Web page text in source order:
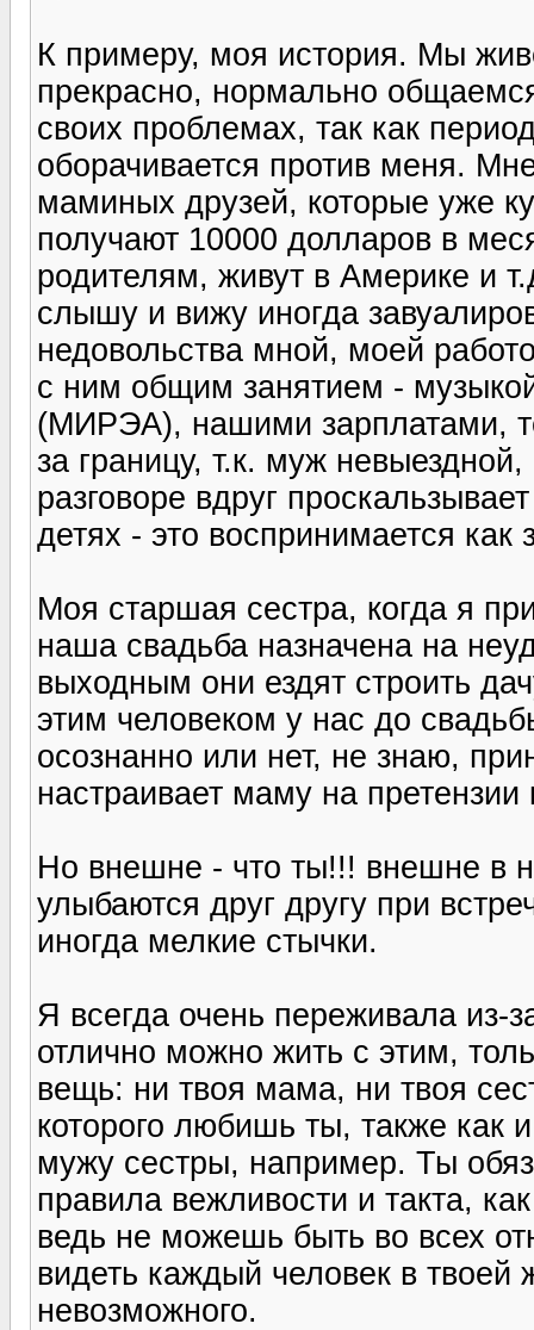
К примеру, моя история. Мы
прекрасно, нормально
своих проблемах, так как
оборачивается против меня.
маминых друзей, которые уже
получают 10000 долларов в
родителям, живут в Америке и
слышу и вижу иногда
недовольства мной, моей
с ним общим занятием -
(МИРЭА), нашими зарплатами,
за границу, т.к. муж
разговоре вдруг
детях - это воспринимается
Моя старшая сестра, когда я
наша свадьба назначена на
выходным они ездят строить
этим человеком у нас до
осознанно или нет, не знаю,
настраивает маму на претензии
Но внешне - что ты!!! внешне в
улыбаются друг другу при
иногда мелкие стычки.
Я всегда очень переживала
отлично можно жить с этим,
вещь: ни твоя мама, ни твоя
которого любишь ты, также как
мужу сестры, например. Ты
правила вежливости и такта,
ведь не можешь быть во всех
видеть каждый человек в твоей
невозможного.